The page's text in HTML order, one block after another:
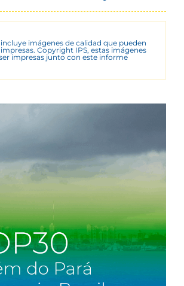
imágenes de calidad que pueden
Copyright IPS, estas imágenes
impresas junto con este informe